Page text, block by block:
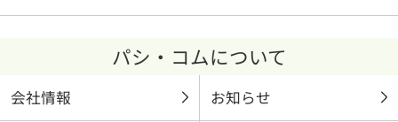
パシ・コムについて
会社情報 お知らせ